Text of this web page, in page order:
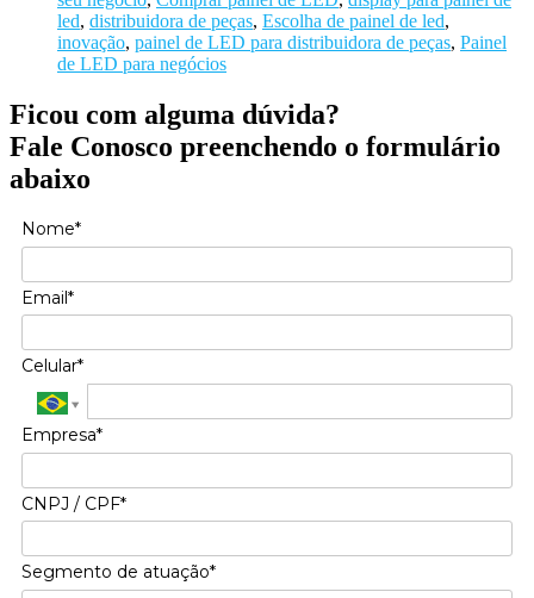
led, distribuidora de peças, Escolha de painel de led,
inovação, painel de LED para distribuidora de peças, Painel
de LED para negócios
Ficou com alguma dúvida?
Fale Conosco preenchendo o formulário
abaixo
Nome*
Email*
Celular*
Empresa*
CNPJ / CPF*
Segmento de atuação*